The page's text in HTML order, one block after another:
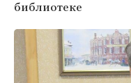
библиотеке